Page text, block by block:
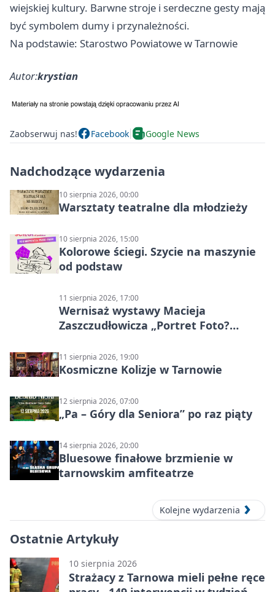
wiejskiej kultury. Barwne stroje i serdeczne gesty mają
być symbolem dumy i przynależności.
Na podstawie: Starostwo Powiatowe w Tarnowie
Autor:krystian
Zaobserwuj nas! Facebook Google News
Nadchodzące wydarzenia
10 sierpnia 2026, 00:00
Warsztaty teatralne dla młodzieży
10 sierpnia 2026, 15:00
Kolorowe ściegi. Szycie na maszynie
od podstaw
11 sierpnia 2026, 17:00
Wernisaż wystawy Macieja
Zaszczudłowicza „Portret Foto?
11 sierpnia 2026, 19:00
Kosmiczne Kolizje w Tarnowie
12 sierpnia 2026, 07:00
„Pa – Góry dla Seniora” po raz piąty
14 sierpnia 2026, 20:00
Bluesowe finałowe brzmienie w
tarnowskim amfiteatrze
Kolejne wydarzenia
Ostatnie Artykuły
10 sierpnia 2026
Strażacy z Tarnowa mieli pełne ręce